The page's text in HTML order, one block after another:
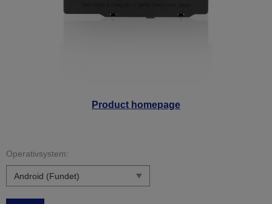
Product homepage
Operativsystem: